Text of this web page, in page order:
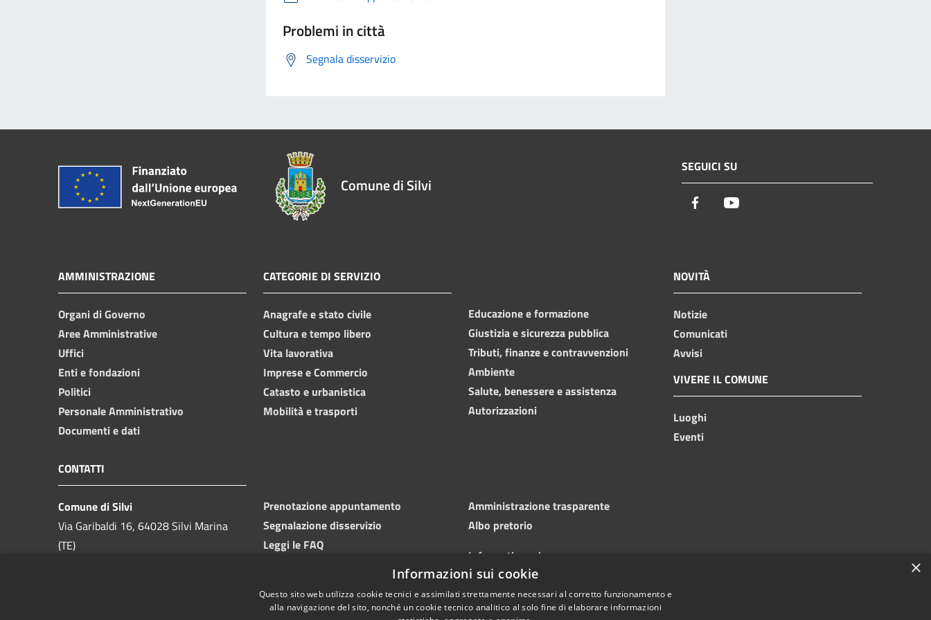
Problemi in città
Segnala disservizio
Comune di Silvi
SEGUICI SU
Facebook
AMMINISTRAZIONE
Organi di Governo
Aree Amministrative
Uffici
Enti e fondazioni
Politici
Personale Amministrativo
Documenti e dati
CATEGORIE DI SERVIZIO
Anagrafe e stato civile
Cultura e tempo libero
Vita lavorativa
Imprese e Commercio
Catasto e urbanistica
Mobilità e trasporti
Educazione e formazione
Giustizia e sicurezza pubblica
Tributi, finanze e contravvenzioni
Ambiente
Salute, benessere e assistenza
Autorizzazioni
NOVITÀ
Notizie
Comunicati
Avvisi
VIVERE IL COMUNE
Luoghi
Eventi
CONTATTI
Comune di Silvi
Via Garibaldi 16, 64028 Silvi Marina
(TE)
Prenotazione appuntamento
Segnalazione disservizio
Leggi le FAQ
Amministrazione trasparente
Albo pretorio
Informativa privacy
Note legali
Dichiarazione di accessibilità
×
Informazioni sui cookie
Questo sito web utilizza cookie tecnici e assimilati strettamente necessari al corretto funzionamento e
alla navigazione del sito, nonché un cookie tecnico analitico al solo fine di elaborare informazioni